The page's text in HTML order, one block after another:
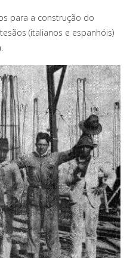
para a construção do
(italianos e espanhóis)